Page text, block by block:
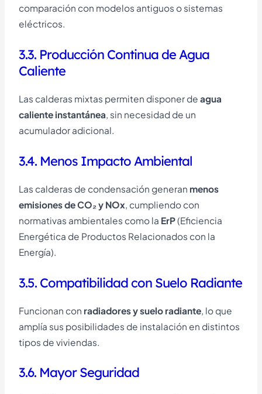
comparación con modelos antiguos o sistemas
eléctricos.
3.3. Producción Continua de Agua
Caliente
Las calderas mixtas permiten disponer deagua
caliente instantánea, sin necesidad de un
acumulador adicional.
3.4. Menos Impacto Ambiental
Las calderas de condensación generan menos
emisiones de CO₂ y NOx, cumpliendo con
normativas ambientales como la ErP(Eficiencia
Energética de Productos Relacionados con la
Energía).
3.5. Compatibilidad con Suelo Radiante
Funcionan con radiadores y suelo radiante , lo que
amplía sus posibilidades de instalación en distintos
tipos de viviendas.
3.6. Mayor Seguridad